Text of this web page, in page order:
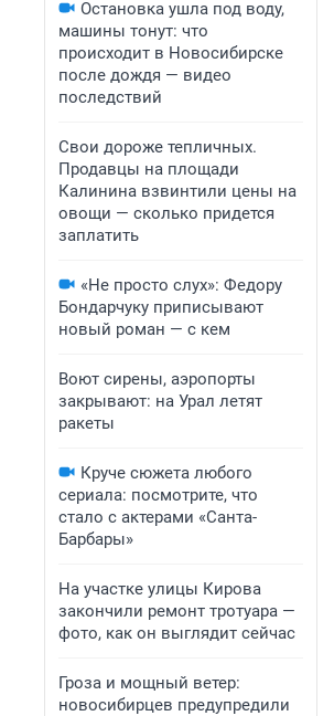
Остановка ушла под воду,
машины тонут: что
происходит в Новосибирске
после дождя — видео
последствий
Свои дороже тепличных.
Продавцы на площади
Калинина взвинтили цены на
овощи — сколько придется
заплатить
«Не просто слух»: Федору
Бондарчуку приписывают
новый роман — с кем
Воют сирены, аэропорты
закрывают: на Урал летят
ракеты
Круче сюжета любого
сериала: посмотрите, что
стало с актерами «Санта-
Барбары»
На участке улицы Кирова
закончили ремонт тротуара —
фото, как он выглядит сейчас
Гроза и мощный ветер:
новосибирцев предупредили